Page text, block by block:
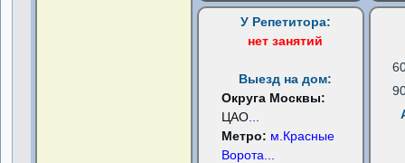
У Репетитора:
нет занятий
Выезд на дом:
Округа Москвы:
ЦАО
Метро: м.Красные
Ворота